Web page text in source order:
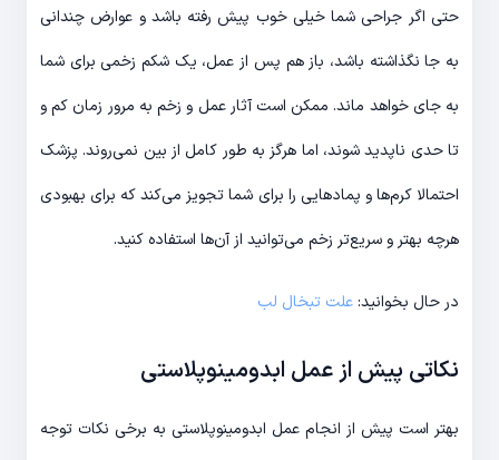
حتی اگر جراحی شما خیلی خوب پیش رفته باشد و عوارض چندانی
به جا نگذاشته باشد، باز هم پس از عمل، یک شکم زخمی برای شما
به جای خواهد ماند. ممکن است آثار عمل و زخم به مرور زمان کم و
تا حدی ناپدید شوند، اما هرگز به طور کامل از بین نمی‌روند. پزشک
احتمالا کرم‌ها و پمادهایی را برای شما تجویز می‌کند که برای بهبودی
هرچه بهتر و سریع‌تر زخم می‌توانید از آن‌ها استفاده کنید.
در حال بخوانید:علت تبخال لب
نکاتی پیش از عمل ابدومینوپلاستی
بهتر است پیش از انجام عمل ابدومینوپلاستی به برخی نکات توجه